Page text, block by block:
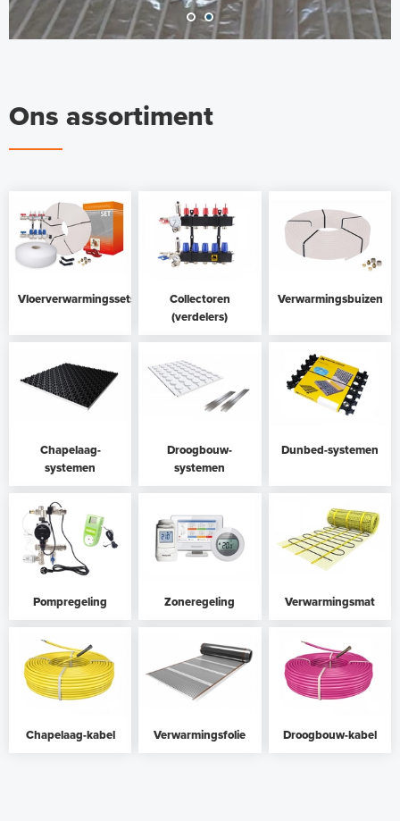
Ons assortiment
Vloerverwarmingssets
Collectoren
(verdelers)
Verwarmingsbuizen
Chapelaag-
systemen
Droogbouw-
systemen
Dunbed-systemen
Pompregeling Zoneregeling Verwarmingsmat
Chapelaag-kabel Verwarmingsfolie Droogbouw-kabel